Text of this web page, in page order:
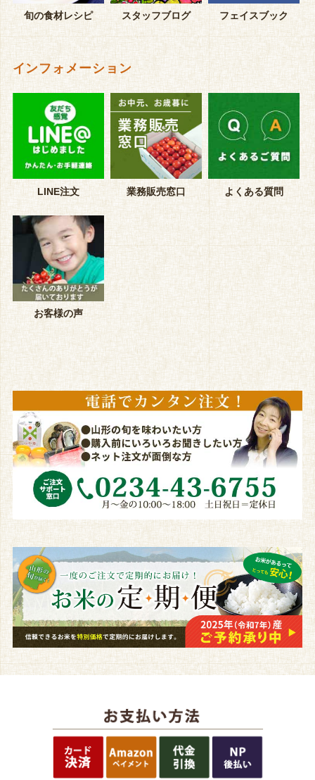
旬の食材レシピ スタッフブログ フェイスブック
インフォメーション
LINE注文 業務販売窓口 よくある質問
お客様の声